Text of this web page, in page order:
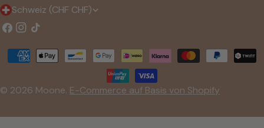
L
a
d
/
Schweiz (CHF CHF)
Facebook
Instagram
TIC
© 2026 Moone. E-Commerce auf Basis von Shopify
Zahlungsmethoden